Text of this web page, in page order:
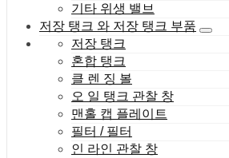
기타 위생 밸브
저장 탱크 와 저장 탱크 부품
저장 탱크
혼합 탱크
클 렌 징 볼
오 일 탱크 관찰 창
맨홀 캡 플레이트
필터 / 필터
인 라인 관찰 창